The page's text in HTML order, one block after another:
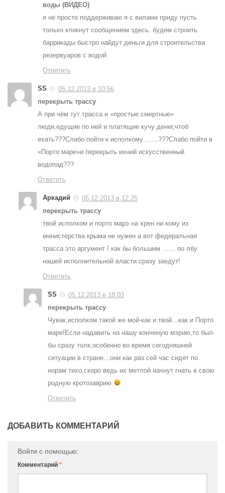
воды (ВИДЕО)
я не просто поддерживаю я с вилами приду пусть
только кликнут сообщением здесь. будем строить
баррикады быстро найдут деньги для строительства
резервуаров с водой
Ответить
SS
05.12.2013 в 10:56
перекрыть трассу
А при чём тут трасса и «простые смертные»
люди,едущие по ней и платящие кучу денег,чтоб
ехать???Слабо пойти к исполкому…….???Слабо пойти в
«Порто маре»и перекрыть ихний искусственный
водопад???
Ответить
Аркадий
05.12.2013 в 12:25
перекрыть трассу
твой исполком и порто марэ на хрен ни кому из
министерства крыма не нужен а вот федеральная
трасса это аргумент ! как бы большим …… по лбу
нашей исполнительной власти сразу заедут!
Ответить
SS
05.12.2013 в 18:03
перекрыть трассу
Чувак,исполком такой же мой-как и твой…как и Порто
маре!Если надавить на нашу конченую мэрию,то был-
бы сразу толк,особенно во время сегодняшней
ситуации в стране…они как раз сей час сидят по
норам тихо,скоро ведь их метлой начнут гнать в свою
родную кротозаврию
Ответить
ДОБАВИТЬ КОММЕНТАРИЙ
Войти с помощью:
Комментарий *